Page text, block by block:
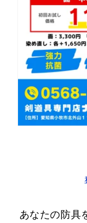
あなたの防具